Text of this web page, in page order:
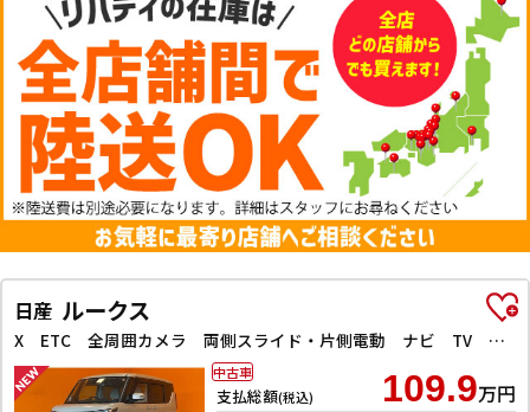
日産 ルークス
X ETC 全周囲カメラ 両側スライド・片側電動 ナビ TV クリアランスソナー レーンアシスト 衝突被害軽減システム オートライト スマートキー アイドリングストップ 電動格納ミラー
支払総額(税込) 109.9万円
中古車